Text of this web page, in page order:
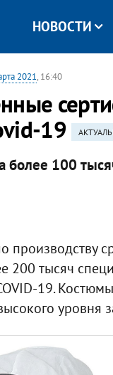
НОВОСТИ
2021, 16:40
19
более 100
200 тысяч
19.
уровня